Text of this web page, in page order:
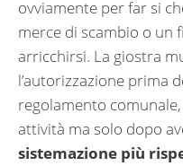
ovviamente per far si
merce di scambio o un
arricchirsi. La giostra
l’autorizzazione prima
regolamento
attività ma solo dopo
sistemazione più